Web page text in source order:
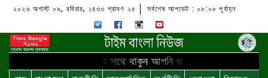
২০২৬ অগাস্ট ০৯, রবিবার, ১৪৩৩ শ্রাবণ ২৫ সর্বশেষ আপডেট : ০৮:০৮ পূর্বাহ্ন
আমাদের সাথে থাকুন আপনি ও ...